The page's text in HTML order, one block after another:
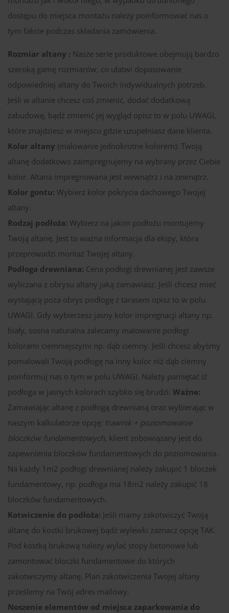
dostępu do miejsca montażu należy poinformować nas o
tym fakcie podczas składania zamówienia.
Rozmiar altany : Nasze serie produktowe obejmują bardzo
szeroką gamę rozmiarów, co ułatwi dopasowanie
odpowiedniej altany do Twoich indywidualnych potrzeb.
Jeśli w altanie chcesz coś zmienić, dodać dodatkową
zabudowę, bądź zmienić jej wygląd opisz to w polu UWAGI,
które znajdziesz w miejscu gdzie uzupełniasz dane klienta.
Kolor altany (malowanie jednokrotne kolorem): Twoją
altanę dodatkowo zaimpregnujemy na wybrany przez Ciebie
kolor. Altana impregnowana jest wewnątrz i na zewnątrz.
Kolor gontu: Wybierz kolor pokrycia dachowego Twojej
altany.
Rodzaj podłoża: Wybierz na jakim podłożu montujemy
Twoją altanę. Jest to ważna informacja dla ekipy, która
przeprowadzi montaż Twojej altany.
Podłoga drewniana: Cena podłogi drewnianej jest zawsze
wyliczana z obrysu altany jaką zamawiasz. Jeśli chcesz mieć
wystającą poza obrys podłogę z tarasem opisz to w polu
UWAGI. Gdy wybierzesz jasny kolor impregnacji altany np.
biały, sosna naturalna zalecamy malowanie podłogi
kolorami ciemniejszymi np. dąb ciemny. Jeśli chcesz abyśmy
pomalowali Twoją podłogę na inny kolor niż dąb ciemny
poinformuj nas o tym w polu UWAGI. Należy pamiętać iż
podłoga w jasnych kolorach szybko się brudzi. Ważne:
Zamawiając altanę z podłogą drewnianą oraz wybierając w
naszym kalkulatorze opcję: trawnik + poziomowanie
bloczków fundamentowych, klient zobowiązany jest do
zapewnienia bloczków fundamentowych do poziomowania.
Na każdy 1m2 podłogi drewnianej należy zakupić 1 bloczek
fundamentowy, np. podłoga ma 18m2 należy zakupić 18
bloczków fundamentowych.
Kotwiczenie do podłoża: Jeśli mamy zakotwiczyć Twoją
altanę do kostki brukowej bądź wylewki zaznacz opcję TAK.
Pod kostką brukową należy wylać stopy betonowe lub
zamontować bloczki fundamentowe do których
zakotwiczymy altanę. Plan zakotwiczenia Twojej altany
prześlemy na Twój adres mailowy.
Noszenie elementów od miejsca zaparkowania do